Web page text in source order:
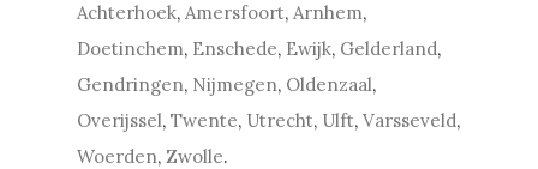
Achterhoek,Amersfoort,Arnhem,
Doetinchem, Enschede, Ewijk, Gelderland,
Gendringen, Nijmegen, Oldenzaal,
Overijssel,Twente, Utrecht, Ulft,Varsseveld,
Woerden, Zwolle.